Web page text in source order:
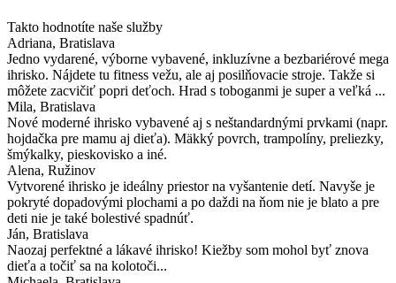
Takto hodnotíte naše služby
Adriana, Bratislava
Jedno vydarené, výborne vybavené, inkluzívne a bezbariérové mega
ihrisko. Nájdete tu fitness vežu, ale aj posilňovacie stroje. Takže si
môžete zacvičiť popri deťoch. Hrad s toboganmi je super a veľká ...
Mila, Bratislava
Nové moderné ihrisko vybavené aj s neštandardnými prvkami (napr.
hojdačka pre mamu aj dieťa). Mäkký povrch, trampolíny, preliezky,
šmýkalky, pieskovisko a iné.
Alena, Ružinov
Vytvorené ihrisko je ideálny priestor na vyšantenie detí. Navyše je
pokryté dopadovými plochami a po daždi na ňom nie je blato a pre
deti nie je také bolestivé spadnúť.
Ján, Bratislava
Naozaj perfektné a lákavé ihrisko! Kiežby som mohol byť znova
dieťa a točiť sa na kolotoči...